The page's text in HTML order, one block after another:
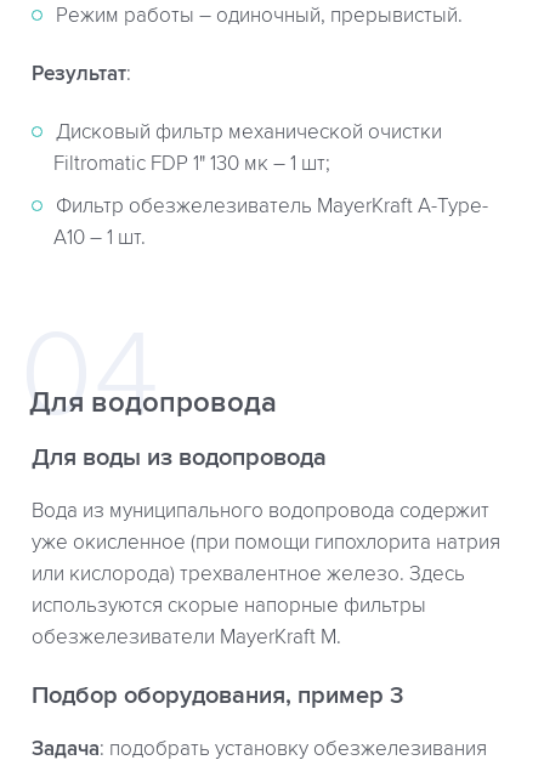
Режим работы – одиночный, прерывистый.
Результат:
Дисковый фильтр механической очистки
Filtromatic FDP 1" 130 мк – 1 шт;
Фильтр обезжелезиватель MayerKraft A-Type-
A10 – 1 шт.
Для водопровода
Для воды из водопровода
Вода из муниципального водопровода содержит
уже окисленное (при помощи гипохлорита натрия
или кислорода) трехвалентное железо. Здесь
используются скорые напорные фильтры
обезжелезиватели MayerKraft M.
Подбор оборудования, пример 3
Задача: подобрать установку обезжелезивания